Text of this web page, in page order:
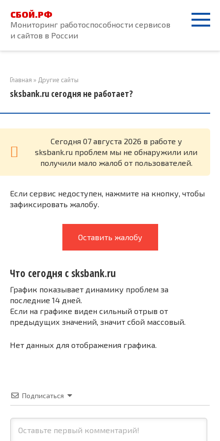
контенту
СБОЙ.РФ
Мониторинг работоспособности сервисов
и сайтов в России
Главная » Другие сайты
sksbank.ru сегодня не работает?
Cегодня 07 августа 2026 в работе у
sksbank.ru проблем мы не обнаружили или
получили мало жалоб от пользователей.
Если сервис недоступен, нажмите на кнопку, чтобы
зафиксировать жалобу.
Оставить жалобу
Что сегодня с sksbank.ru
График показывает динамику проблем за
последние 14 дней.
Если на графике виден сильный отрыв от
предыдущих значений, значит сбой массовый.
Нет данных для отображения графика.
Подписаться